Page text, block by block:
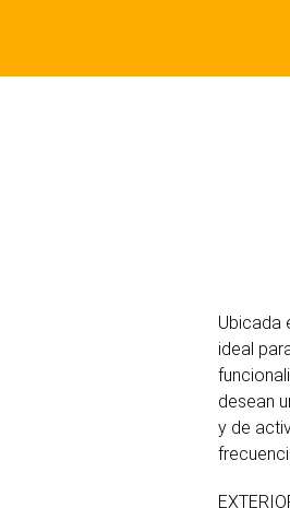
Ubicada
ideal
desean
y de